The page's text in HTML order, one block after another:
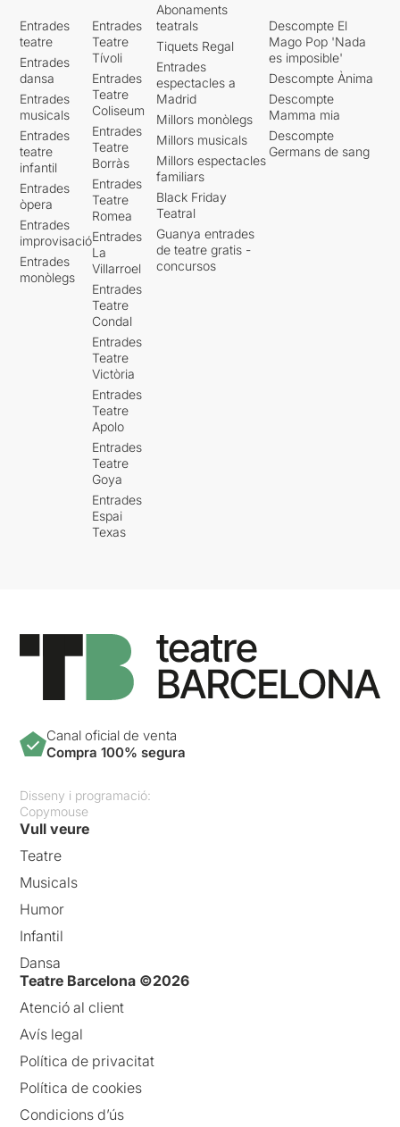
Entrades
teatre
Entrades
dansa
Entrades
musicals
Entrades
teatre
infantil
Entrades
òpera
Entrades
improvisació
Entrades
monòlegs
Entrades
Teatre
Tívoli
Entrades
Teatre
Coliseum
Entrades
Teatre
Borràs
Entrades
Teatre
Romea
Entrades
La
Villarroel
Entrades
Teatre
Condal
Entrades
Teatre
Victòria
Entrades
Teatre
Apolo
Entrades
Teatre
Goya
Entrades
Espai
Texas
Abonaments
teatrals
Tiquets Regal
Entrades
espectacles a
Madrid
Millors monòlegs
Millors musicals
Millors espectacles
familiars
Black Friday
Teatral
Guanya entrades
de teatre gratis -
concursos
Descompte El
Mago Pop 'Nada
es imposible'
Descompte Ànima
Descompte
Mamma mia
Descompte
Germans de sang
Canal oficial de venta
Compra 100% segura
Disseny i programació:
Copymouse
Vull veure
Teatre
Musicals
Humor
Infantil
Dansa
Teatre Barcelona ©2026
Atenció al client
Avís legal
Política de privacitat
Política de cookies
Condicions d’ús